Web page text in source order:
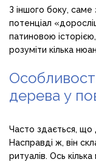
З іншого боку, саме
потенціал
патиновою
розуміти кілька
дерева у
Часто здається, що
Насправді ж, він
ритуалів. Ось